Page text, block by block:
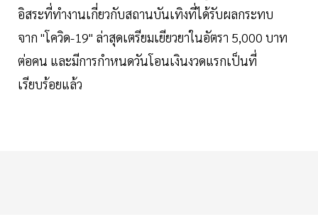
อิสระที่ทำงานเกี่ยวกับสถานบันเทิงที่ได้รับผลกระทบ
จาก "โควิด-19" ล่าสุดเตรียมเยียวยาในอัตรา 5,000 บาท
ต่อคน และมีการกำหนดวันโอนเงินงวดแรกเป็นที่
เรียบร้อยแล้ว